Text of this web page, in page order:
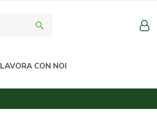
search
LAVORA CON NOI